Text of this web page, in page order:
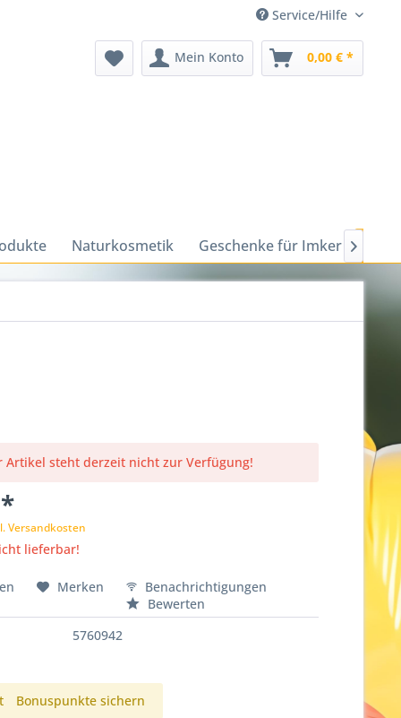
Service/Hilfe
Mein Konto 0,00 € *
Naturkosmetik Geschenke für Imker 
Artikel steht derzeit nicht zur Verfügung!
Versandkosten
lieferbar!
Merken
Benachrichtigungen
Bewerten
5760942
Bonuspunkte sichern